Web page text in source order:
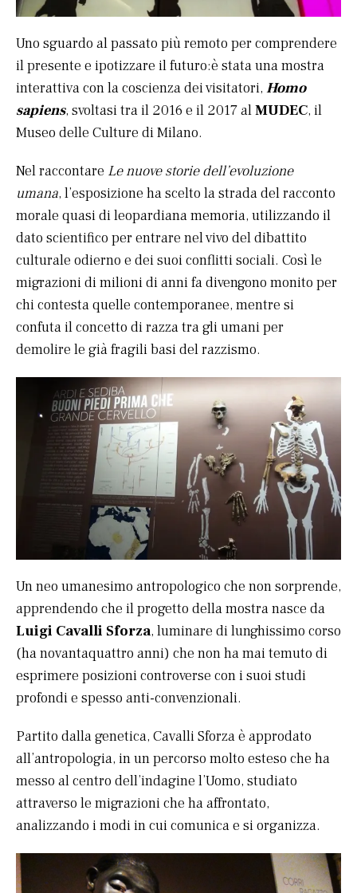
Uno sguardo al passato più remoto per comprendere
il presente e ipotizzare il futuro:è stata una mostra
interattiva con la coscienza dei visitatori, Homo
sapiens, svoltasi tra il 2016 e il 2017 alMUDEC, il
Museo delle Culture di Milano.
Nel raccontare Le nuove storie dell’evoluzione
umana, l’esposizione ha scelto la strada del racconto
morale quasi di leopardiana memoria, utilizzando il
dato scientifico per entrare nel vivo del dibattito
culturale odierno e dei suoi conflitti sociali. Così le
migrazioni di milioni di anni fa divengono monito per
chi contesta quelle contemporanee, mentre si
confuta il concetto di razza tra gli umani per
demolire le già fragili basi del razzismo.
Un neo umanesimo antropologico che non sorprende,
apprendendo che il progetto della mostra nasce da
Luigi Cavalli Sforza, luminare di lunghissimo corso
(ha novantaquattro anni) che non ha mai temuto di
esprimere posizioni controverse con i suoi studi
profondi e spesso anti-convenzionali.
Partito dalla genetica, Cavalli Sforza è approdato
all’antropologia, in un percorso molto esteso che ha
messo al centro dell’indagine l’Uomo, studiato
attraverso le migrazioni che ha affrontato,
analizzando i modi in cui comunica e si organizza.